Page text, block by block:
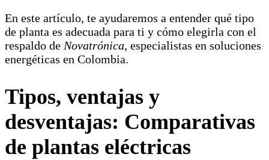
En este artículo, te ayudaremos a entender qué tipo
de planta es adecuada para ti y cómo elegirla con el
respaldo de Novatrónica, especialistas en soluciones
energéticas en Colombia.
Tipos, ventajas y
desventajas: Comparativas
de plantas eléctricas